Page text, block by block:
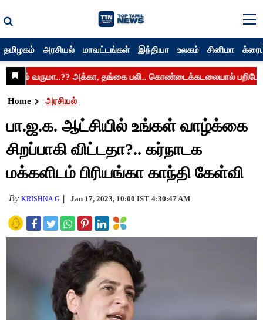
தமிழகம் அரசியல் மாவட்டங்கள் இந்தியா உலகம் சினிமா
Home அரசியல்
பா.ஜ.க. ஆட்சியில் உங்கள் வாழ்க்கை
சிறப்பாகி விட்டதா?.. கர்நாடக
மக்களிடம் பிரியங்கா காந்தி கேள்வி
ByKRISHNA G Jan 17, 2023, 10:00 IST 4:30:47 AM